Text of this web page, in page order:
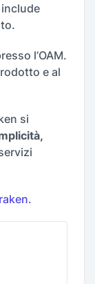
l’OAM.
e al
si